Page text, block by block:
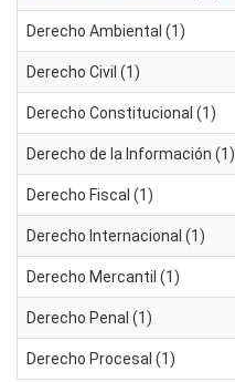
Derecho Ambiental (1)
Derecho Civil (1)
Derecho Constitucional (1)
Derecho de la Información (1)
Derecho Fiscal (1)
Derecho Internacional (1)
Derecho Mercantil (1)
Derecho Penal (1)
Derecho Procesal (1)